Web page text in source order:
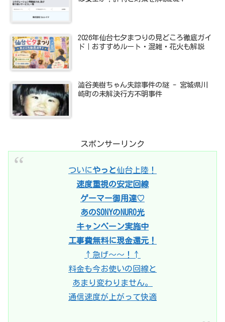
2026年仙台七夕まつりの見どころ徹底ガイ
ド｜おすすめルート・混雑・花火も解説
澁谷美樹ちゃん失踪事件の謎 - 宮城県川
崎町の未解決行方不明事件
スポンサーリンク
ついにやっと仙台上陸！
速度重視の安定回線
ゲーマー御用達♡
あのSONYのNURO光
キャンペーン実施中
工事費無料に現金還元！
↑急げ〜〜！↑
料金も今お使いの回線と
あまり変わりません。
通信速度が上がって快適